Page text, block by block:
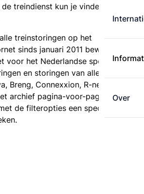
Over
treindienst kun je vinden bij de
treinstoringen op het
sinds januari 2011 bewaard. Het
voor het Nederlandse spoor: het
en storingen van alle regionale
Breng, Connexxion, R-net en
archief pagina-voor-pagina
de filteropties een specifieke